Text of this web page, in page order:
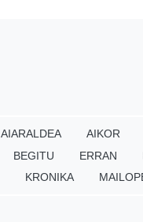
AIARALDEA AIKOR
BEGITU
ERRAN
KRONIKA